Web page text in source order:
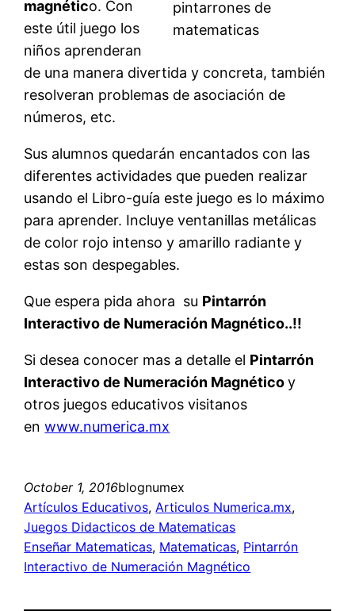
pintarrones de
matematicas
magnético. Con
este útil juego los
niños aprenderan
de una manera divertida y concreta, también
resolveran problemas de asociación de
números, etc.
Sus alumnos quedarán encantados con las
diferentes actividades que pueden realizar
usando el Libro-guía este juego es lo máximo
para aprender. Incluye ventanillas metálicas
de color rojo intenso y amarillo radiante y
estas son despegables.
Que espera pida ahora su Pintarrón
Interactivo de Numeración Magnético..!!
Si desea conocer mas a detalle el Pintarrón
Interactivo de Numeración Magnético y
otros juegos educativos visitanos
enwww.numerica.mx
October 1, 2016blognumex
Artículos Educativos, Articulos Numerica.mx
Juegos Didacticos de Matematicas
Enseñar Matematicas, Matematicas, Pintarrón
Interactivo de Numeración Magnético